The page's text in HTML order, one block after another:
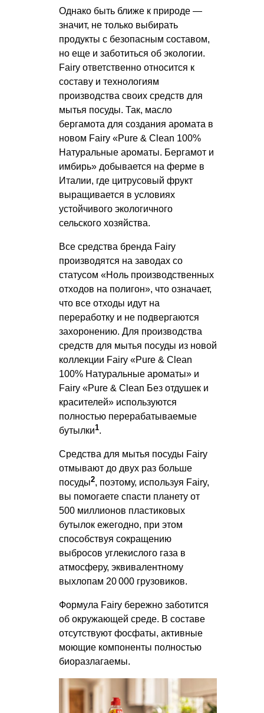
Однако быть ближе к природе —
значит, не только выбирать
продукты с безопасным составом,
но еще и заботиться об экологии.
Fairy ответственно относится к
составу и технологиям
производства своих средств для
мытья посуды. Так, масло
бергамота для создания аромата в
новом Fairy «Pure & Clean 100%
Натуральные ароматы. Бергамот и
имбирь» добывается на ферме в
Италии, где цитрусовый фрукт
выращивается в условиях
устойчивого экологичного
сельского хозяйства.
Все средства бренда Fairy
производятся на заводах со
статусом «Ноль производственных
отходов на полигон», что означает,
что все отходы идут на
переработку и не подвергаются
захоронению. Для производства
средств для мытья посуды из новой
коллекции Fairy «Pure & Clean
100% Натуральные ароматы» и
Fairy «Pure & Clean Без отдушек и
красителей» используются
полностью перерабатываемые
бутылки1.
Средства для мытья посуды Fairy
отмывают до двух раз больше
посуды2, поэтому, используя Fairy,
вы помогаете спасти планету от
500 миллионов пластиковых
бутылок ежегодно, при этом
способствуя сокращению
выбросов углекислого газа в
атмосферу, эквивалентному
выхлопам 20 000 грузовиков.
Формула Fairy бережно заботится
об окружающей среде. В составе
отсутствуют фосфаты, активные
моющие компоненты полностью
биоразлагаемы.